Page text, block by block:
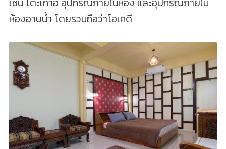
ห้องอาบน้ำ โดยรวมถือว่าโอเคดี